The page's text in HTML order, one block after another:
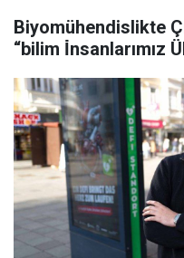
Biyomühendislikte
“bilim İ̇nsanlarımız